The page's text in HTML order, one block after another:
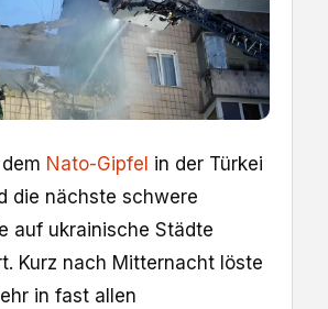
Nato-Gipfel in der Türkei
die nächste schwere
auf ukrainische Städte
Kurz nach Mitternacht löste
in fast allen